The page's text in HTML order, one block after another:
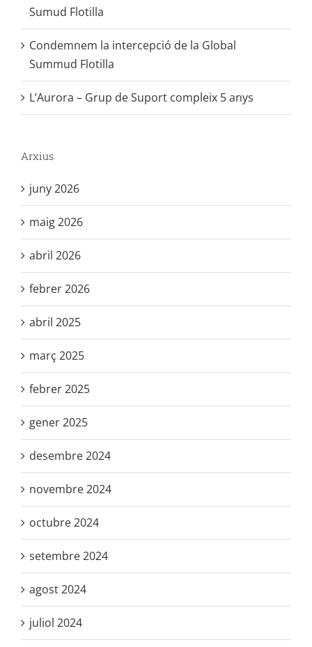
Sumud Flotilla
Condemnem la intercepció de la Global
Summud Flotilla
L’Aurora – Grup de Suport compleix 5 anys
Arxius
juny 2026
maig 2026
abril 2026
febrer 2026
abril 2025
març 2025
febrer 2025
gener 2025
desembre 2024
novembre 2024
octubre 2024
setembre 2024
agost 2024
juliol 2024